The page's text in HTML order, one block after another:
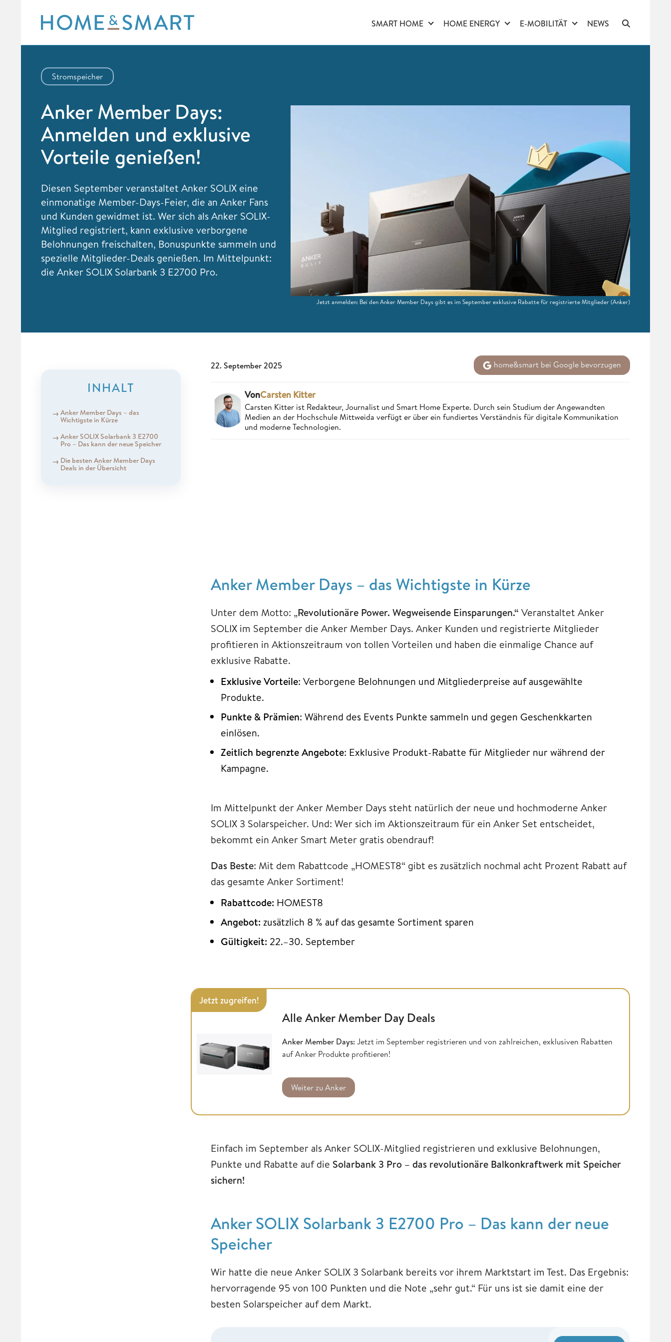
content
SMART HOME HOME ENERGY E-MOBILITÄT NEWS
Stromspeicher
Anker Member Days:
Anmelden und exklusive
Vorteile genießen!
Diesen September veranstaltet Anker SOLIX eine
einmonatige Member-Days-Feier, die an Anker Fans
und Kunden gewidmet ist. Wer sich als Anker SOLIX-
Mitglied registriert, kann exklusive verborgene
Belohnungen freischalten, Bonuspunkte sammeln und
spezielle Mitglieder-Deals genießen. Im Mittelpunkt:
die Anker SOLIX Solarbank 3 E2700 Pro.
Jetzt anmelden: Bei den Anker Member Days gibt es im September exklusive Rabatte für registrierte Mitglieder(Anker)
INHALT
Anker Member Days – das
Wichtigste in Kürze
Anker SOLIX Solarbank 3 E2700
Pro – Das kann der neue Speicher
Die besten Anker Member Days
Deals in der Übersicht
22. September 2025 home&smart bei Google bevorzugen
VonCarsten Kitter
Carsten Kitter ist Redakteur, Journalist und Smart Home Experte. Durch sein Studium der Angewandten
Medien an der Hochschule Mittweida verfügt er über ein fundiertes Verständnis für digitale Kommunikation
und moderne Technologien.
Anker Member Days – das Wichtigste in Kürze
Unter dem Motto: „Revolutionäre Power. Wegweisende Einsparungen.“ Veranstaltet Anker
SOLIX im September die Anker Member Days. Anker Kunden und registrierte Mitglieder
profitieren in Aktionszeitraum von tollen Vorteilen und haben die einmalige Chance auf
exklusive Rabatte.
Exklusive Vorteile: Verborgene Belohnungen und Mitgliederpreise auf ausgewählte
Produkte.
Punkte & Prämien: Während des Events Punkte sammeln und gegen Geschenkkarten
einlösen.
Zeitlich begrenzte Angebote: Exklusive Produkt-Rabatte für Mitglieder nur während der
Kampagne.
Im Mittelpunkt der Anker Member Days steht natürlich der neue und hochmoderne Anker
SOLIX 3 Solarspeicher. Und: Wer sich im Aktionszeitraum für ein Anker Set entscheidet,
bekommt ein Anker Smart Meter gratis obendrauf!
Das Beste: Mit dem Rabattcode „HOMEST8“ gibt es zusätzlich nochmal acht Prozent Rabatt auf
das gesamte Anker Sortiment!
Rabattcode: HOMEST8
Angebot: zusätzlich 8 % auf das gesamte Sortiment sparen
Gültigkeit: 22.–30. September
Jetzt zugreifen!
Alle Anker Member Day Deals
Anker Member Days:Jetzt im September registrieren und von zahlreichen, exklusiven Rabatten
auf Anker Produkte profitieren!
Weiter zu Anker
Einfach im September als Anker SOLIX-Mitglied registrieren und exklusive Belohnungen,
Punkte und Rabatte auf die Solarbank 3 Pro – das revolutionäre Balkonkraftwerk mit Speicher
sichern!
Anker SOLIX Solarbank 3 E2700 Pro – Das kann der neue
Speicher
Wir hatte die neue Anker SOLIX 3 Solarbank bereits vor ihrem Marktstart im Test. Das Ergebnis:
hervorragende 95 von 100 Punkten und die Note „sehr gut.“ Für uns ist sie damit eine der
besten Solarspeicher auf dem Markt.